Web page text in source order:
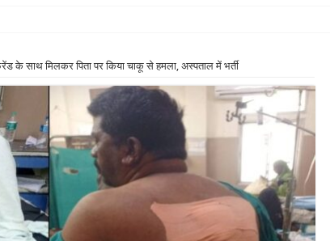
के साथ मिलकर पिता पर किया चाकू से हमला, अस्पताल में भर्ती